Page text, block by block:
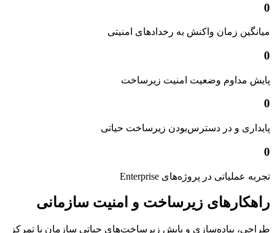
0
میانگین زمان واکنش به رخدادهای امنیتی
0
پایش مداوم وضعیت امنیت زیرساخت
0
پایداری و در دسترس‌بودن زیرساخت حیاتی
0
تجربه عملیاتی در پروژه‌های Enterprise
راهکارهای زیرساخت و امنیت سازمانی
طراحی، پیاده‌سازی و پایش زیرساخت‌های حیاتی سازمان با تمرکز